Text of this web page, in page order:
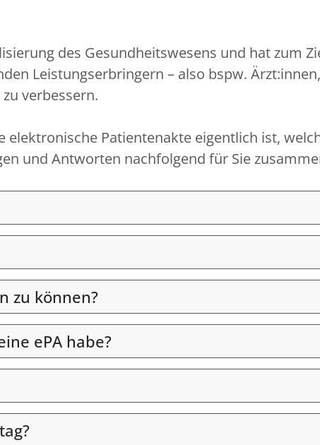
des Gesundheitswesens und hat zum
Leistungserbringern – also bspw.
verbessern.
Patientenakte eigentlich ist,
und Antworten nachfolgend für Sie
zu können?
ePA habe?